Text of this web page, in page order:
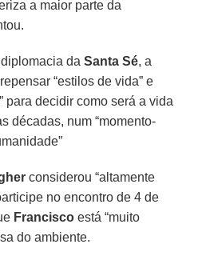
a maior parte da
diplomacia daSanta Sé, a
“estilos de vida” e
para decidir como será a vida
décadas, num “momento-
considerou “altamente
no encontro de 4 de
Francisco está “muito
do ambiente.